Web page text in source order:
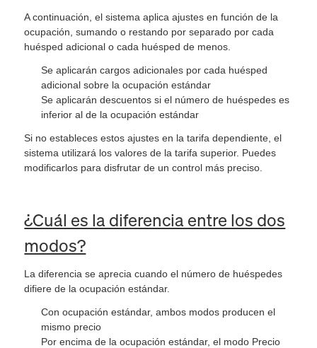
A continuación, el sistema aplica ajustes en función de la
ocupación, sumando o restando por separado por cada
huésped adicional o cada huésped de menos.
Se aplicarán cargos adicionales por cada huésped
adicional sobre la ocupación estándar
Se aplicarán descuentos si el número de huéspedes es
inferior al de la ocupación estándar
Si no estableces estos ajustes en la tarifa dependiente, el
sistema utilizará los valores de la tarifa superior. Puedes
modificarlos para disfrutar de un control más preciso.
¿Cuál es la diferencia entre los dos
modos?
La diferencia se aprecia cuando el número de huéspedes
difiere de la ocupación estándar.
Con ocupación estándar, ambos modos producen el
mismo precio
Por encima de la ocupación estándar, el modo Precio